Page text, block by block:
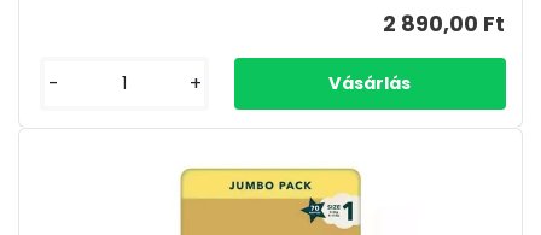
2 890,00 Ft
- +